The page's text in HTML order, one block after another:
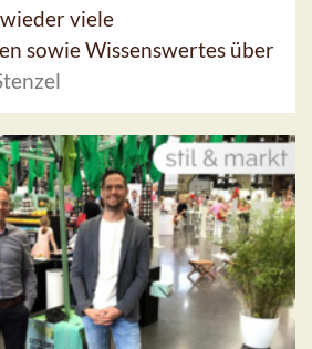
viele
sowie Wissenswertes über